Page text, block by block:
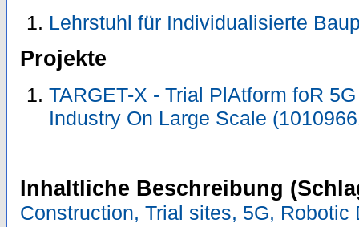
Lehrstuhl für Individualisierte
Projekte
TARGET-X - Trial PlAtform foR
Industry On Large Scale
Inhaltliche Beschreibung
Construction, Trial sites, 5G, Robotic